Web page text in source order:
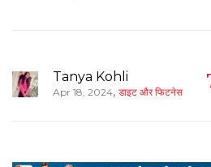
Tanya Kohli
Apr 18, 2024, डाइट और फिटनेस